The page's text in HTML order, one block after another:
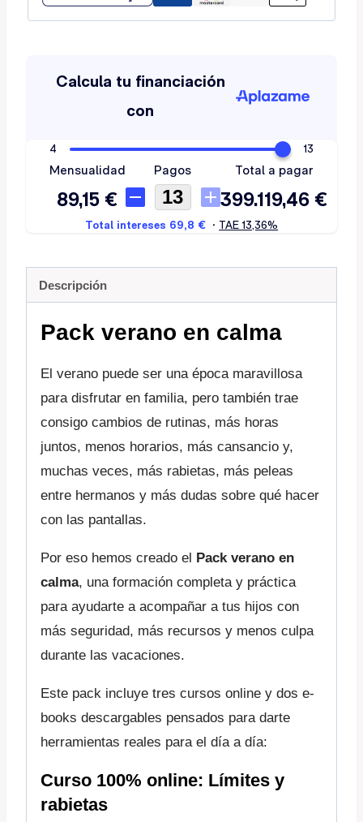
Descripción
Pack verano en calma
El verano puede ser una época maravillosa
para disfrutar en familia, pero también trae
consigo cambios de rutinas, más horas
juntos, menos horarios, más cansancio y,
muchas veces, más rabietas, más peleas
entre hermanos y más dudas sobre qué hacer
con las pantallas.
Por eso hemos creado el
Pack verano en
calma, una formación completa y práctica
para ayudarte a acompañar a tus hijos con
más seguridad, más recursos y menos culpa
durante las vacaciones.
Este pack incluye tres cursos online y dos e-
books descargables pensados para darte
herramientas reales para el día a día:
Curso 100% online: Límites y
rabietas